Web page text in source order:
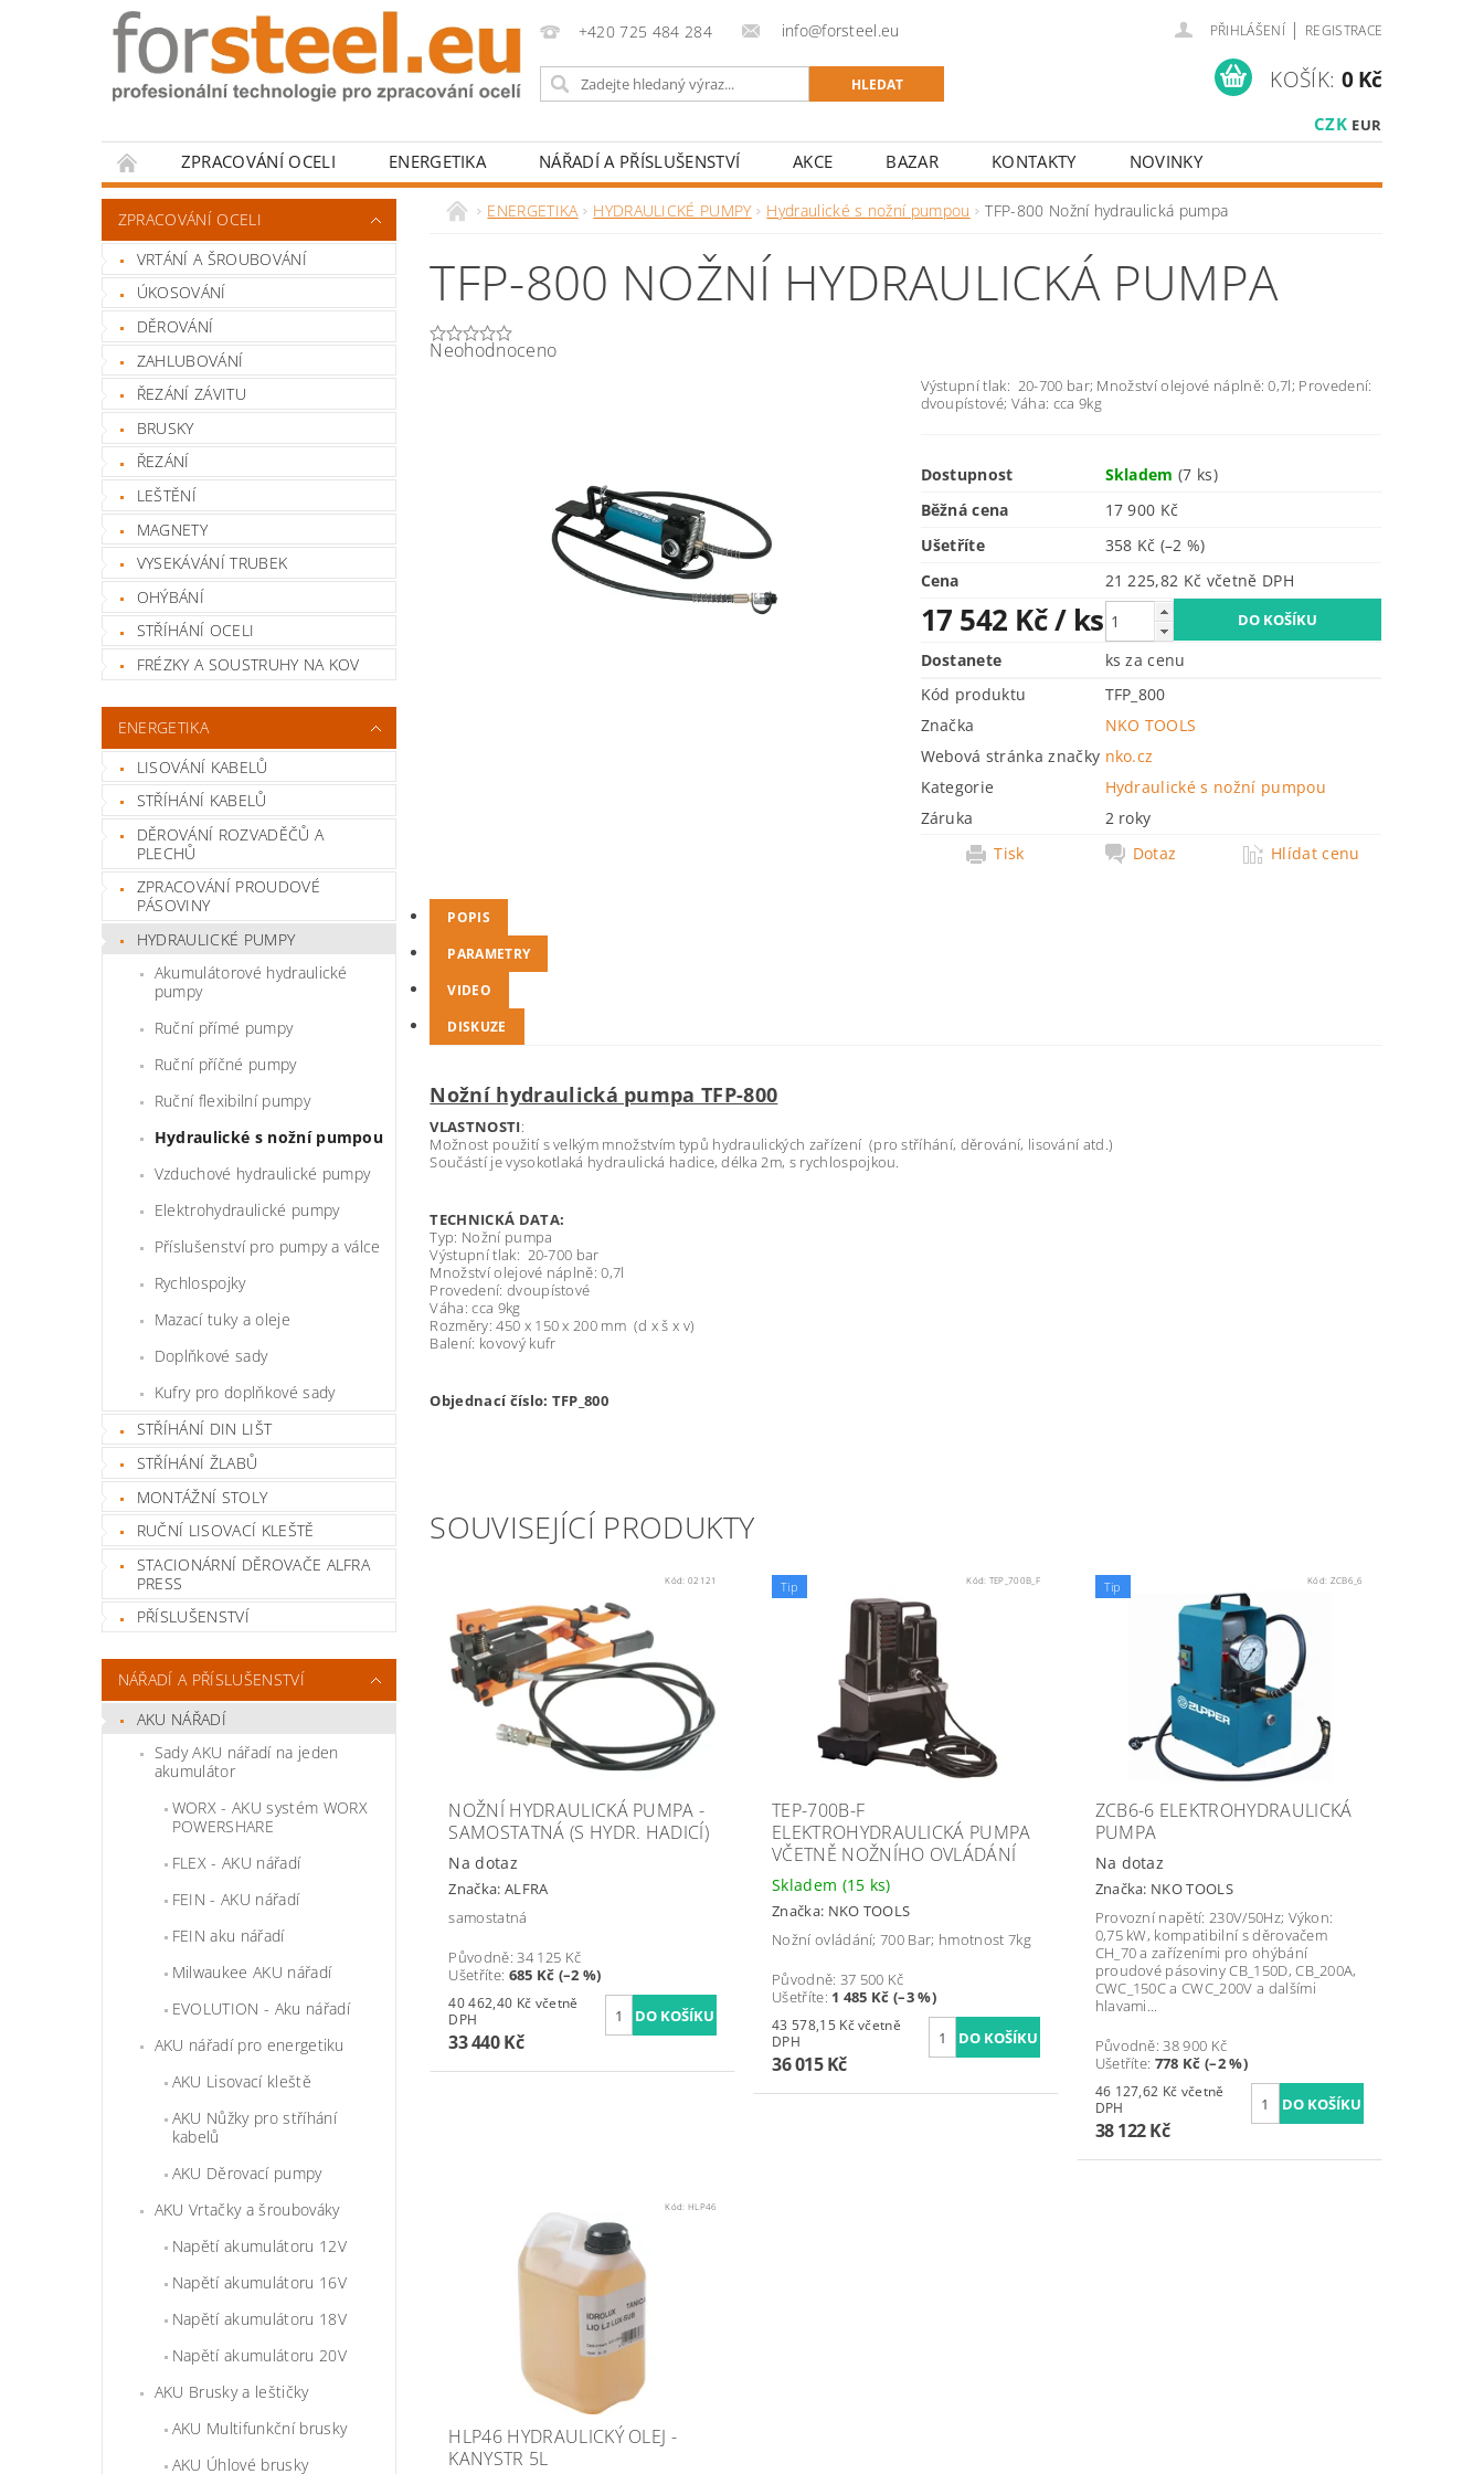
+420 725 484 284 info@forsteel.eu PŘIHLÁŠENÍ | REGISTRACE
CZK EUR
KOŠÍK: 0 Kč
ZPRACOVÁNÍ OCELI ENERGETIKA NÁŘADÍ A PŘÍSLUŠENSTVÍ AKCE BAZAR KONTAKTY
NOVINKY
HODNOCENÍ OBCHODU
ZPRACOVÁNÍ OCELI
VRTÁNÍ A ŠROUBOVÁNÍ
ÚKOSOVÁNÍ
DĚROVÁNÍ
ZAHLUBOVÁNÍ
ŘEZÁNÍ ZÁVITU
BRUSKY
ŘEZÁNÍ
LEŠTĚNÍ
MAGNETY
VYSEKÁVÁNÍ TRUBEK
OHÝBÁNÍ
STŘÍHÁNÍ OCELI
FRÉZKY A SOUSTRUHY NA KOV
ENERGETIKA
LISOVÁNÍ KABELŮ
STŘÍHÁNÍ KABELŮ
DĚROVÁNÍ ROZVADĚČŮ A
PLECHŮ
ZPRACOVÁNÍ PROUDOVÉ
PÁSOVINY
HYDRAULICKÉ PUMPY
Akumulátorové hydraulické
pumpy
Ruční přímé pumpy
Ruční příčné pumpy
Ruční flexibilní pumpy
Hydraulické s nožní pumpou
Vzduchové hydraulické pumpy
Elektrohydraulické pumpy
Příslušenství pro pumpy a válce
Rychlospojky
Mazací tuky a oleje
Doplňkové sady
Kufry pro doplňkové sady
STŘÍHÁNÍ DIN LIŠT
STŘÍHÁNÍ ŽLABŮ
MONTÁŽNÍ STOLY
RUČNÍ LISOVACÍ KLEŠTĚ
STACIONÁRNÍ DĚROVAČE ALFRA
PRESS
PŘÍSLUŠENSTVÍ
NÁŘADÍ A PŘÍSLUŠENSTVÍ
AKU NÁŘADÍ
Sady AKU nářadí na jeden
akumulátor
WORX - AKU systém WORX
POWERSHARE
FLEX - AKU nářadí
FEIN - AKU nářadí
FEIN aku nářadí
Milwaukee AKU nářadí
EVOLUTION - Aku nářadí
AKU nářadí pro energetiku
AKU Lisovací kleště
AKU Nůžky pro stříhání
kabelů
AKU Děrovací pumpy
AKU Vrtačky a šroubováky
Napětí akumulátoru 12V
Napětí akumulátoru 16V
Napětí akumulátoru 18V
Napětí akumulátoru 20V
AKU Brusky a leštičky
AKU Multifunkční brusky
AKU Úhlové brusky
ENERGETIKA HYDRAULICKÉ PUMPY Hydraulické s nožní pumpou TFP-800 Nožní hydraulická pumpa
TFP-800 NOŽNÍ HYDRAULICKÁ PUMPA
Neohodnoceno
Výstupní tlak: 20-700 bar; Množství olejové náplně: 0,7l; Provedení:
dvoupístové; Váha: cca 9kg
Dostupnost Skladem(7 ks)
Běžná cena
17 900 Kč
Ušetříte
358 Kč (–2 %)
Cena
21 225,82 Kč včetně DPH
17 542 Kč/ ks
Dostanete
ks za cenu
Kód produktu
TFP_800
Značka
NKO TOOLS
Webová stránka značky nko.cz
Kategorie
Hydraulické s nožní pumpou
Záruka
2 roky
Tisk
Dotaz Hlídat cenu
POPIS
PARAMETRY
VIDEO
DISKUZE
Nožní hydraulická pumpa TFP-800
VLASTNOSTI:
Možnost použití s velkým množstvím typů hydraulických zařízení (pro stříhání, děrování, lisování atd.)
Součástí je vysokotlaká hydraulická hadice, délka 2m, s rychlospojkou.
TECHNICKÁ DATA:
Typ: Nožní pumpa
Výstupní tlak: 20-700 bar
Množství olejové náplně: 0,7l
Provedení: dvoupístové
Váha: cca 9kg
Rozměry: 450 x 150 x 200 mm (d x š x v)
Balení: kovový kufr
Objednací číslo: TFP_800
SOUVISEJÍCÍ PRODUKTY
Kód: 02121
NOŽNÍ HYDRAULICKÁ PUMPA -
SAMOSTATNÁ (S HYDR. HADICÍ)
Na dotaz
Značka: ALFRA
samostatná
Původně:34 125 Kč
Ušetříte: 685 Kč (–2 %)
40 462,40 Kč včetně
DPH
33 440 Kč
Tip Kód: TEP_700B_F
TEP-700B-F
ELEKTROHYDRAULICKÁ PUMPA
VČETNĚ NOŽNÍHO OVLÁDÁNÍ
Skladem (15 ks)
Značka: NKO TOOLS
Nožní ovládání; 700 Bar; hmotnost 7kg
Původně: 37 500 Kč
Ušetříte: 1 485 Kč (–3 %)
43 578,15 Kč včetně
DPH
36 015 Kč
Tip Kód: ZCB6_6
ZCB6-6 ELEKTROHYDRAULICKÁ
PUMPA
Na dotaz
Značka: NKO TOOLS
Provozní napětí: 230V/50Hz; Výkon:
0,75 kW, kompatibilní s děrovačem
CH_70 a zařízeními pro ohýbání
proudové pásoviny CB_150D, CB_200A,
CWC_150C a CWC_200V a dalšími
hlavami...
Původně:38 900 Kč
Ušetříte: 778 Kč (–2 %)
46 127,62 Kč včetně
DPH
38 122 Kč
Kód: HLP46
HLP46 HYDRAULICKÝ OLEJ -
KANYSTR 5L